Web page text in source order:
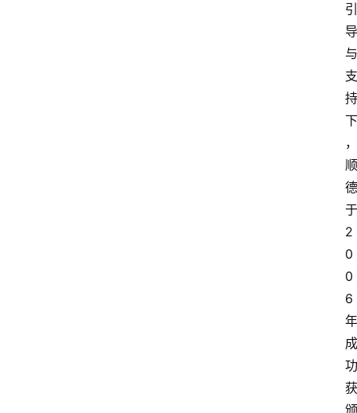
引
导
与
支
持
下
，
顺
德
于
2
0
0
6
年
成
功
获
颁